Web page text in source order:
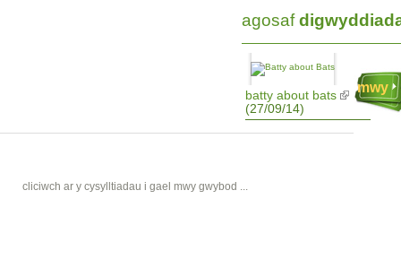
agosaf
batty about bats
(27/09/14)
mwy
cliciwch ar y cysylltiadau i gael mwy gwybod ...